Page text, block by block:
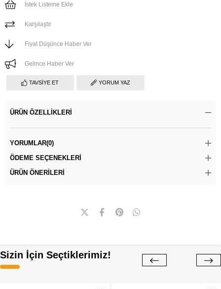
İstek Listeme Ekle
Karşılaştır
Fiyat Düşünce Haber Ver
Gelince Haber Ver
TAVSIYE ET YORUM YAZ
ÜRÜN ÖZELLIKLERI
YORUMLAR(0)
ÖDEME SEÇENEKLERI
ÜRÜN ÖNERILERI
Sizin İçin Seçtiklerimiz!